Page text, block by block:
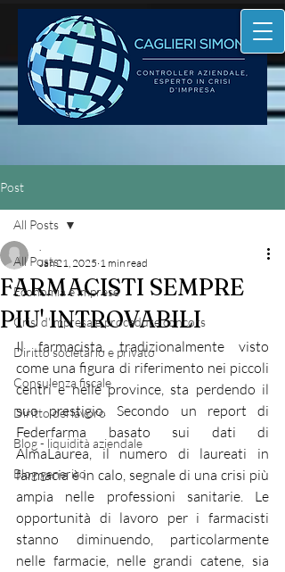
Post
All Posts
Economia e imprese
Crisi d'impresa e procedure concors
Diritto societario e privato
Consulenza fiscale
Diritto del lavoro
Blog - liquidità aziendale
Blog generico
All Posts
FARMACISTI SEMPRE
PIU' INTROVABILI
.
Jan 21, 2025 1 min read
Il farmacista, tradizionalmente visto
come una figura di riferimento nei piccoli
centri e nelle province, sta perdendo il
suo prestigio. Secondo un report di
Federfarma basato sui dati di
AlmaLaurea, il numero di laureati in
farmacia è in calo, segnale di una crisi più
ampia nelle professioni sanitarie. Le
opportunità di lavoro per i farmacisti
stanno diminuendo, particolarmente
nelle farmacie, nelle grandi catene, sia